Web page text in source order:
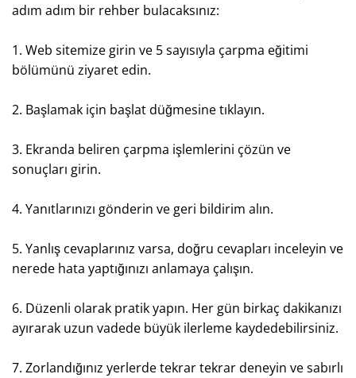
adım adım bir rehber bulacaksınız:
1. Web sitemize girin ve 5 sayısıyla çarpma eğitimi
bölümünü ziyaret edin.
2. Başlamak için başlat düğmesine tıklayın.
3. Ekranda beliren çarpma işlemlerini çözün ve
sonuçları girin.
4. Yanıtlarınızı gönderin ve geri bildirim alın.
5. Yanlış cevaplarınız varsa, doğru cevapları inceleyin ve
nerede hata yaptığınızı anlamaya çalışın.
6. Düzenli olarak pratik yapın. Her gün birkaç dakikanızı
ayırarak uzun vadede büyük ilerleme kaydedebilirsiniz.
7. Zorlandığınız yerlerde tekrar tekrar deneyin ve sabırlı